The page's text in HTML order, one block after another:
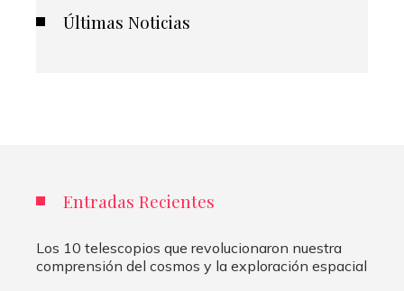
Últimas Noticias
Entradas Recientes
Los 10 telescopios que revolucionaron nuestra
comprensión del cosmos y la exploración espacial